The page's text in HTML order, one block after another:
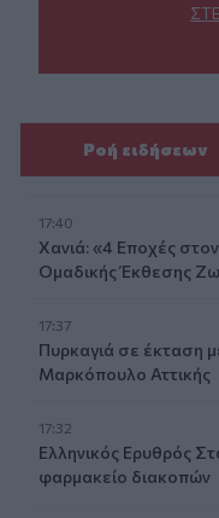
Ροή ειδήσεων
17:40
Χανιά: «4 Εποχές
Ομαδικής Έκθεσης
17:37
Πυρκαγιά σε έκταση
Μαρκόπουλο Αττικής
17:32
Ελληνικός Ερυθρός
φαρμακείο διακοπών